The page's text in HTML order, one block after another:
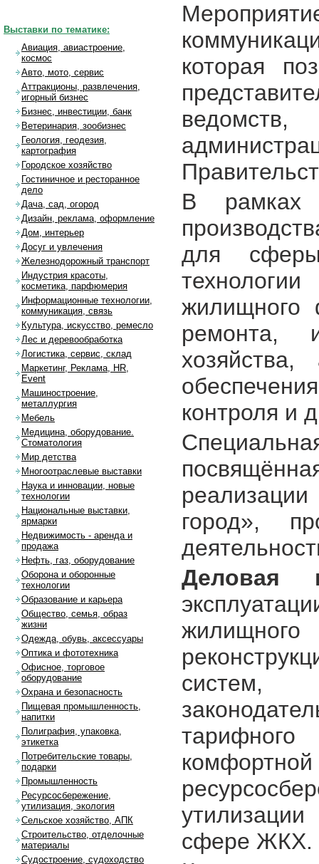
которая
В
для
жилищного
ремонта,
контроля и
город»,
Деловая
систем,
тарифного
сфере ЖКХ.
Выставки по тематике:
Авиация, авиастроение,
космос
Авто, мото, сервис
Аттракционы, развлечения,
игорный бизнес
Бизнес, инвестиции, банк
Ветеринария, зообизнес
Геология, геодезия,
картография
Городское хозяйство
Гостиничное и ресторанное
дело
Дача, сад, огород
Дизайн, реклама, оформление
Дом, интерьер
Досуг и увлечения
Железнодорожный транспорт
Индустрия красоты,
косметика, парфюмерия
Информационные технологии,
коммуникация, связь
Культура, искусство, ремесло
Лес и деревообработка
Логистика, сервис, склад
Маркетинг, Реклама, HR,
Event
Машиностроение,
металлургия
Мебель
Медицина, оборудование.
Стоматология
Мир детства
Многоотраслевые выставки
Наука и инновации, новые
технологии
Национальные выставки,
ярмарки
Недвижимость - аренда и
продажа
Нефть, газ, оборудование
Оборона и оборонные
технологии
Образование и карьера
Общество, семья, образ
жизни
Одежда, обувь, аксессуары
Оптика и фототехника
Офисное, торговое
оборудование
Охрана и безопасность
Пищевая промышленность,
напитки
Полиграфия, упаковка,
этикетка
Потребительские товары,
подарки
Промышленность
Ресурсосбережение,
утилизация, экология
Сельское хозяйство, АПК
Строительство, отделочные
материалы
Судостроение, судоходство